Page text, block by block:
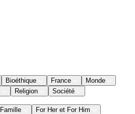
Bioéthique France
Monde
Religion Société
Famille
For Her et For Him